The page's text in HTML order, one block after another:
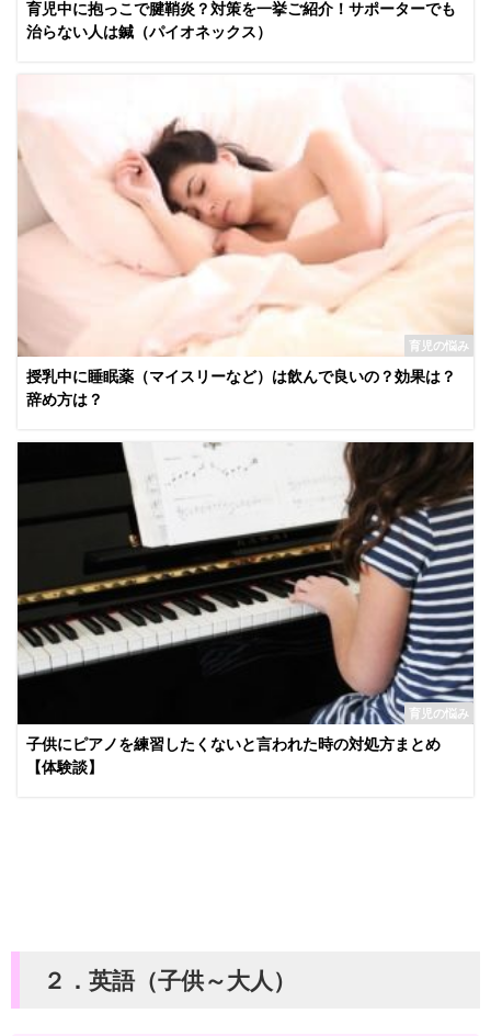
育児中に抱っこで腱鞘炎？対策を一挙ご紹介！サポーターでも
治らない人は鍼（パイオネックス）
育児の悩み
授乳中に睡眠薬（マイスリーなど）は飲んで良いの？効果は？
辞め方は？
育児の悩み
子供にピアノを練習したくないと言われた時の対処方まとめ
【体験談】
２．英語（子供～大人）